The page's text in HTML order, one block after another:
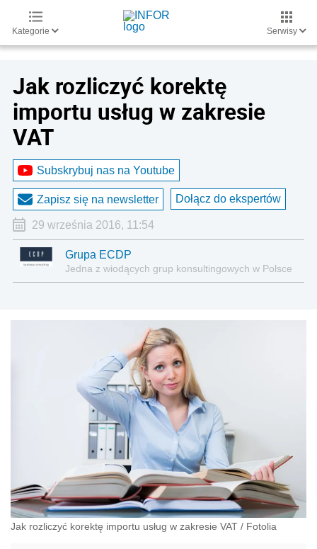
Kategorie Serwisy
Jak rozliczyć korektę
importu usług w zakresie
VAT
Subskrybuj nas na Youtube
Zapisz się na newsletter Dołącz do ekspertów
29 września 2016, 11:54
Grupa ECDP
Jedna z wiodących grup konsultingowych w Polsce
Jak rozliczyć korektę importu usług w zakresie VAT / Fotolia